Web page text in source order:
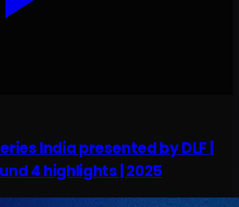
India presented by DLF |
4 highlights | 2025